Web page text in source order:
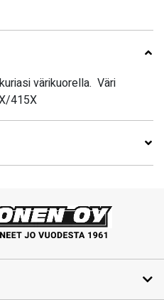
värikuorella. Väri
415X